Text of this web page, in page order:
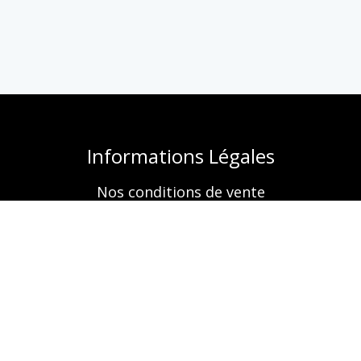
Informations Légales
Nos conditions de vente